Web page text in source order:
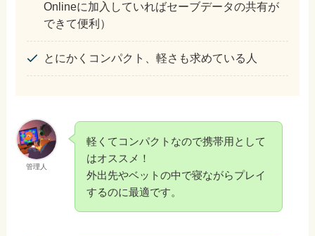
Onlineに加入していればセーブデータの共有が
できて便利）
とにかくコンパクト、軽さも求めている人
管理人
軽くてコンパクトなので携帯用として
はオススメ！
外出先やベットの中で寝ながらプレイ
するのに最適です。